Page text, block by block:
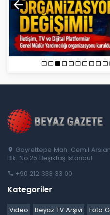
Gayrettepe Mah. Cemil
Blk. No:25 Beşiktaş İstanbul
+90 212 333 33 00
Kategoriler
Video Beyaz TV Arşivi Foto